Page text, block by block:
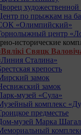
по прыжкам на
«Олимпийский»
центр
исторические
Свяцк
Сталина»
крепость
замок
замок
музей «Сула»
комплекс
предместье
музей Марка